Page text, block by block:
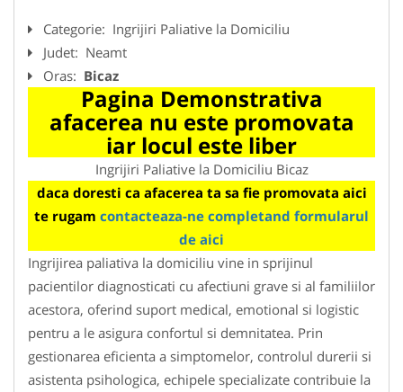
Categorie: Ingrijiri Paliative la Domiciliu
Judet: Neamt
Oras: Bicaz
Pagina Demonstrativa
afacerea nu este promovata
iar locul este liber
Ingrijiri Paliative la Domiciliu Bicaz
daca doresti ca afacerea ta sa fie promovata aici
te rugam contacteaza-ne completand formularul
de aici
Ingrijirea paliativa la domiciliu vine in sprijinul
pacientilor diagnosticati cu afectiuni grave si al familiilor
acestora, oferind suport medical, emotional si logistic
pentru a le asigura confortul si demnitatea. Prin
gestionarea eficienta a simptomelor, controlul durerii si
asistenta psihologica, echipele specializate contribuie la